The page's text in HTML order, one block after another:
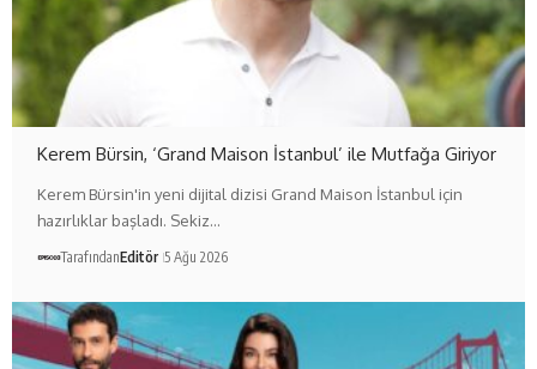
Kerem Bürsin, ‘Grand Maison İstanbul’ ile Mutfağa Giriyor
Kerem Bürsin'in yeni dijital dizisi Grand Maison İstanbul için
hazırlıklar başladı. Sekiz…
TarafındanEditör 5 Ağu 2026